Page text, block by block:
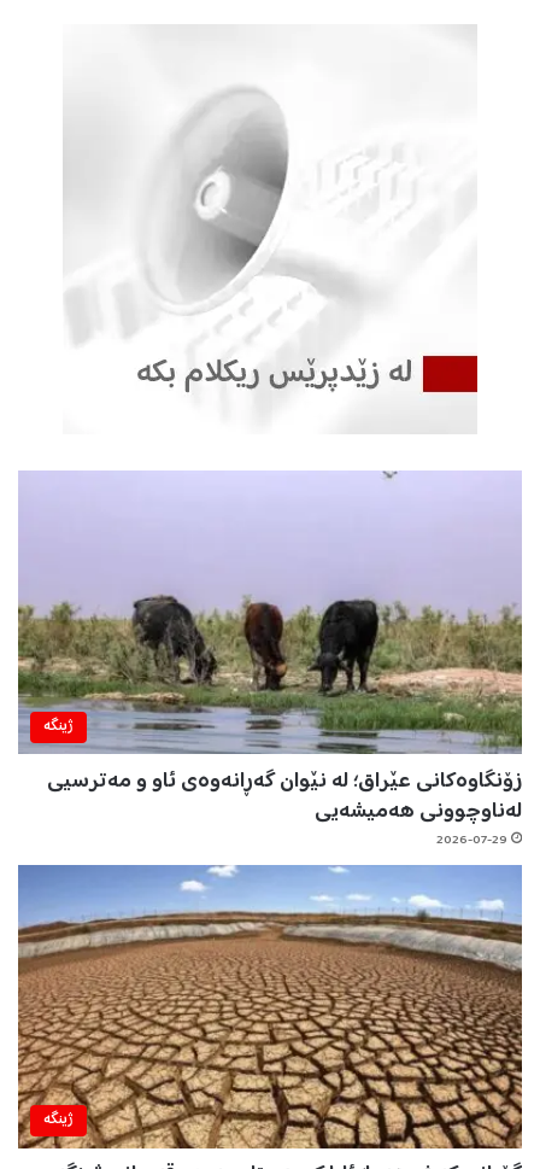
ژینگه‌
زۆنگاوەکانی عێراق؛ لە نێوان گەڕانەوەی ئاو و مەترسیی
لەناوچوونی هەمیشەیی
2026-07-29
ژینگه‌